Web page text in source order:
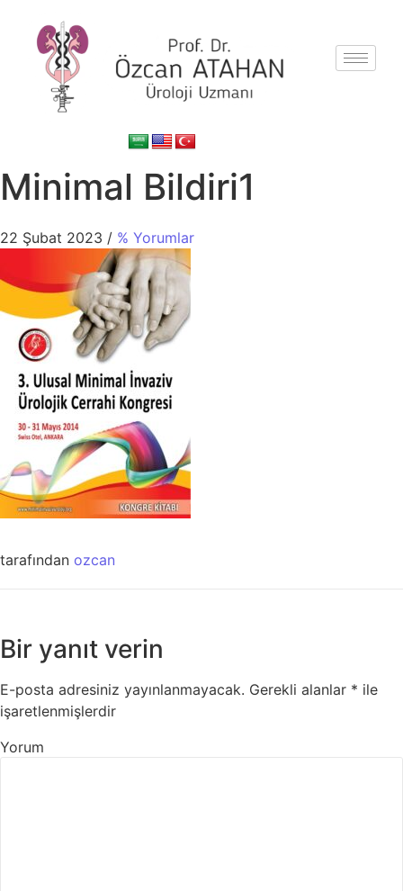
Minimal Bildiri1
22 Şubat 2023 / % Yorumlar
tarafından ozcan
Bir yanıt verin
E-posta adresiniz yayınlanmayacak. Gerekli alanlar * ile
işaretlenmişlerdir
Yorum